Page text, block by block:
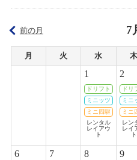
TVアニメ「ガーリー・エアフォー
2019/02/04
TVアニメ「ガーリー・エアフォー
花、プラモデル組み立て企画』！第
TVアニメ「ガーリー・エアフォー
花、プラモデル組み立て企画』！第
2022/11/26(土)～2022/12/31(土)
カテゴリ：セール
カテゴリ：キャンペーン
7
前の月
月 火 水 木
1
ドリフト
ミニッツ
ミニ四駆
レンタル
レイアウ
ト
2
ドリ
ミニ
ミニ
レン
レイ
ト
6 7 8 9